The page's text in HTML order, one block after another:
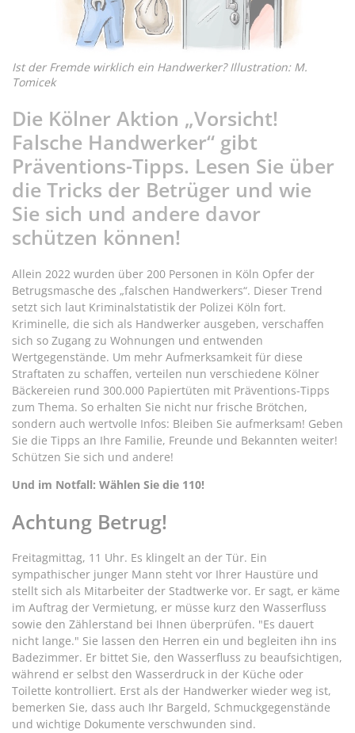
Ist der Fremde wirklich ein Handwerker? Illustration: M.
Tomicek
Die Kölner Aktion „Vorsicht!
Falsche Handwerker“ gibt
Präventions-Tipps. Lesen Sie über
die Tricks der Betrüger und wie
Sie sich und andere davor
schützen können!
Allein 2022 wurden über 200 Personen in Köln Opfer der
Betrugsmasche des „falschen Handwerkers“. Dieser Trend
setzt sich laut Kriminalstatistik der Polizei Köln fort.
Kriminelle, die sich als Handwerker ausgeben, verschaffen
sich so Zugang zu Wohnungen und entwenden
Wertgegenstände. Um mehr Aufmerksamkeit für diese
Straftaten zu schaffen, verteilen nun verschiedene Kölner
Bäckereien rund 300.000 Papiertüten mit Präventions-Tipps
zum Thema. So erhalten Sie nicht nur frische Brötchen,
sondern auch wertvolle Infos: Bleiben Sie aufmerksam! Geben
Sie die Tipps an Ihre Familie, Freunde und Bekannten weiter!
Schützen Sie sich und andere!
Und im Notfall: Wählen Sie die 110!
Achtung Betrug!
Freitagmittag, 11 Uhr. Es klingelt an der Tür. Ein
sympathischer junger Mann steht vor Ihrer Haustüre und
stellt sich als Mitarbeiter der Stadtwerke vor. Er sagt, er käme
im Auftrag der Vermietung, er müsse kurz den Wasserfluss
sowie den Zählerstand bei Ihnen überprüfen. "Es dauert
nicht lange." Sie lassen den Herren ein und begleiten ihn ins
Badezimmer. Er bittet Sie, den Wasserfluss zu beaufsichtigen,
während er selbst den Wasserdruck in der Küche oder
Toilette kontrolliert. Erst als der Handwerker wieder weg ist,
bemerken Sie, dass auch Ihr Bargeld, Schmuckgegenstände
und wichtige Dokumente verschwunden sind.